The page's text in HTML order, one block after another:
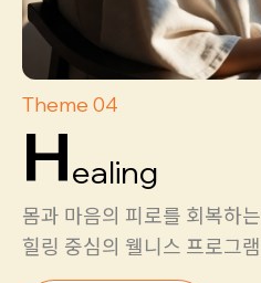
Theme 04
Healing
몸과 마음의 피로를 회복하는
힐링 중심의 웰니스 프로그램